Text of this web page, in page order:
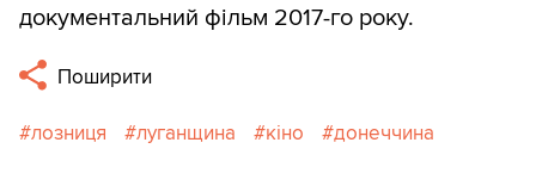
документальний фільм 2017-го року.
Поширити
лозниця луганщина кіно донеччина